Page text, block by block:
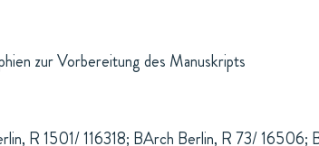
zur Vorbereitung des Manuskripts
R 1501/ 116318; BArch Berlin, R 73/ 16506;